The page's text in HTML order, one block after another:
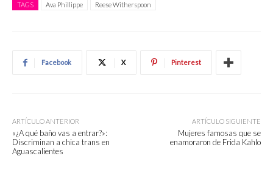
TAGS Ava Phillippe Reese Witherspoon
Facebook X Pinterest
ARTÍCULO ANTERIOR
«¿A qué baño vas a entrar?»:
Discriminan a chica trans en
Aguascalientes
ARTÍCULO SIGUIENTE
Mujeres famosas que se
enamoraron de Frida Kahlo